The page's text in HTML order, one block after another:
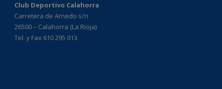
Club Deportivo Calahorra
Carretera de Arnedo s/n
26500 – Calahorra (La Rioja)
Tel. y Fax 610 295 013